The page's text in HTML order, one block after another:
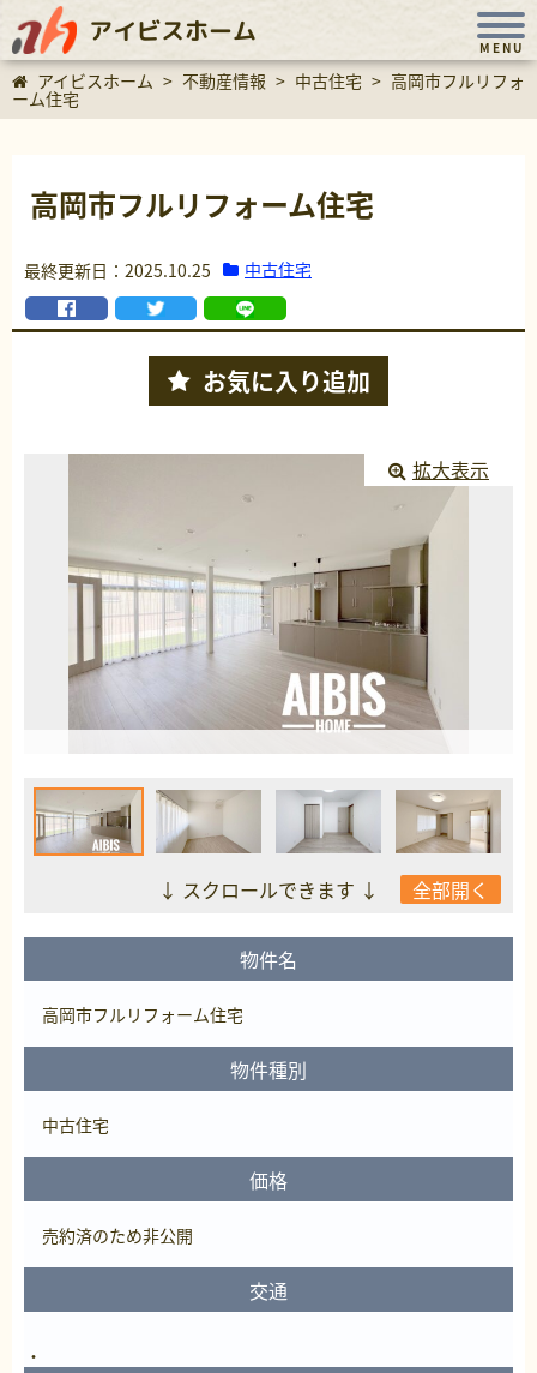
アイビスホーム
MENU
アイビスホーム > 不動産情報 > 中古住宅 > 高岡市フルリフォ
ーム住宅
高岡市フルリフォーム住宅
最終更新日：2025.10.25 中古住宅
お気に入り追加
↓ スクロールできます ↓ 全部開く
拡大表示
物件名
高岡市フルリフォーム住宅
物件種別
中古住宅
価格
売約済のため非公開
交通